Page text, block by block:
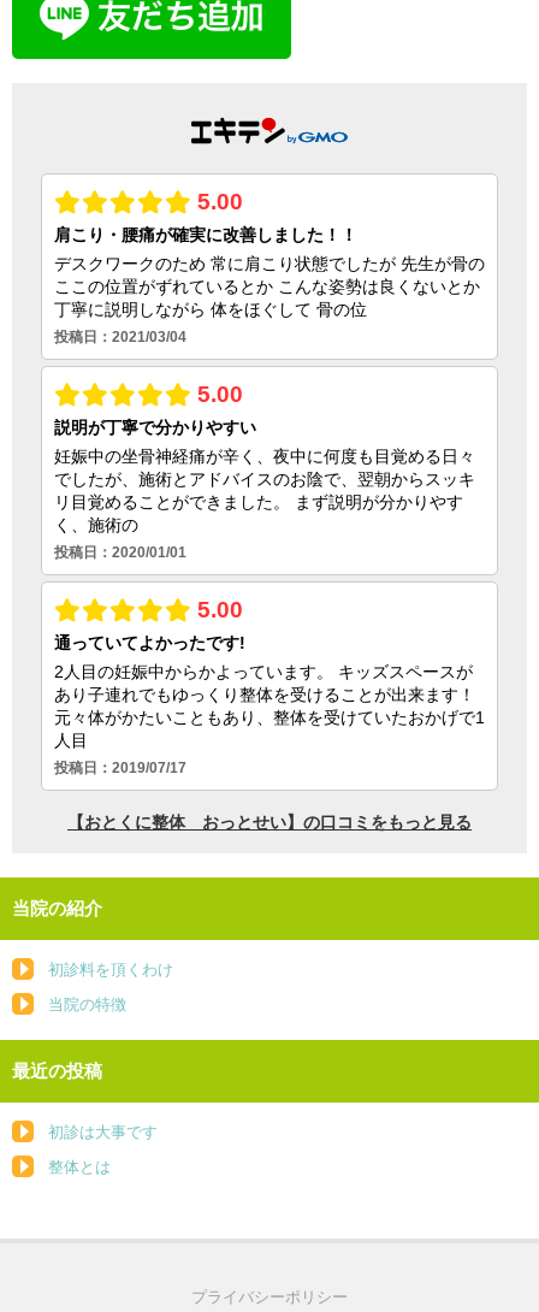
当院の紹介
初診料を頂くわけ
当院の特徴
最近の投稿
初診は大事です
整体とは
プライバシーポリシー